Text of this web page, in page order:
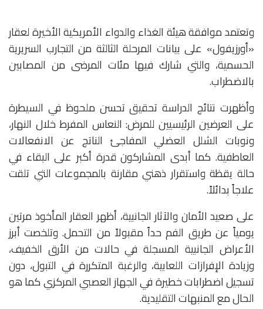
وتعتمد موافقة هيئة الغذاء والدواء الأمريكية الأخيرة لعقار
«أورزيفول» على بيانات المرحلة الثالثة من التجارب السريرية
الحسمية، والتي شارك فيها مئات المرضى من المصابين
بالاضطراب.
وأظهرت نتائج الدراسة تحقيق تحسن ملحوظ في السيطرة
على العرضين الرئيسيين للمرض: النعاس المفرط خلال النهار،
ونوبات الشلل العضلي المفاجئ الناتج عن الانفعالات
العاطفية. كما أبدى المشاركون قدرة أكبر على البقاء في
حالة يقظة واستقرار ذهني مقارنة بالمجموعات التي تلقت
علاجاً بدائلاً.
على صعيد الأمان والآثار الجانبية، أظهر العقار المأخوذ مرتين
يومياً عن طريق الفم حداً مقبولاً من التحمل. وتلخصت أبرز
الأعراض الجانبية المسجلة في حالات من الأرق الخفيف،
وزيادة الإفرازات اللعابية، والرغبة المتكررة في التبول، دون
تسجيل اضطرابات خطيرة في الجهاز العصبي المركزي كما هو
الحال مع المنبهات التقليدية.